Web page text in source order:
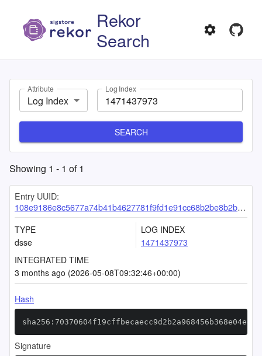
Rekor
Search
Attribute
Log Index
Log Index
SEARCH
Showing 1 - 1 of1
Entry UUID:
108e9186e8c5677a74b41b4627781f9fd1e91cc68b2be8b2b6f4c11f6e24a17a1b43dc6b55d15ad3
TYPE
dsse
LOG INDEX
1471437973
INTEGRATED TIME
3 months ago (2026-05-08T09:32:46+00:00)
Hash
Signature